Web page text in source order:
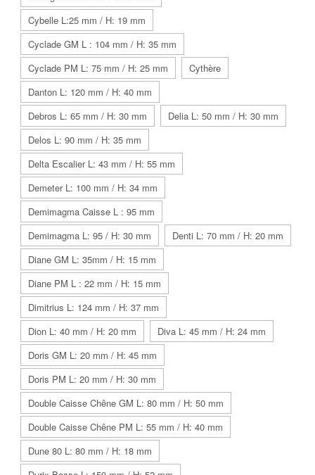
Cybelle L:25 mm / H: 19 mm
Cyclade GM L : 104 mm / H: 35 mm
Cyclade PM L: 75 mm / H: 25 mm
Cythère
Danton L: 120 mm / H: 40 mm
Debros L: 65 mm / H: 30 mm
Delia L: 50 mm / H: 30 mm
Delos L: 90 mm / H: 35 mm
Delta Escalier L: 43 mm / H: 55 mm
Demeter L: 100 mm / H: 34 mm
Demimagma Caisse L : 95 mm
Demimagma L: 95 / H: 30 mm
Denti L: 70 mm / H: 20 mm
Diane GM L: 35mm / H: 15 mm
Diane PM L : 22 mm / H: 15 mm
Dimitrius L: 124 mm / H: 37 mm
Dion L: 40 mm / H: 20 mm
Diva L: 45 mm / H: 24 mm
Doris GM L: 20 mm / H: 45 mm
Doris PM L: 20 mm / H: 30 mm
Double Caisse Chêne GM L: 80 mm / H: 50 mm
Double Caisse Chêne PM L: 55 mm / H: 40 mm
Dune 80 L: 80 mm / H: 18 mm